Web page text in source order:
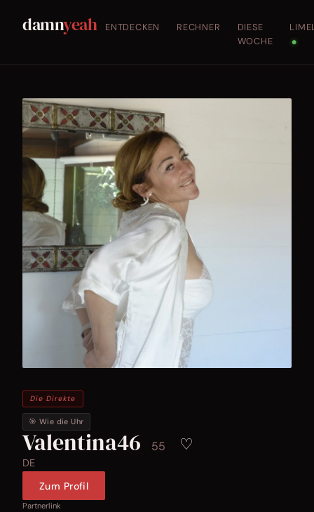
damnyeah ENTDECKEN RECHNER
DIESE
WOCHE
●
Die Direkte
🎯 Wie die Uhr
Valentina46 55 ♡
DE
Zum Profil
Partnerlink